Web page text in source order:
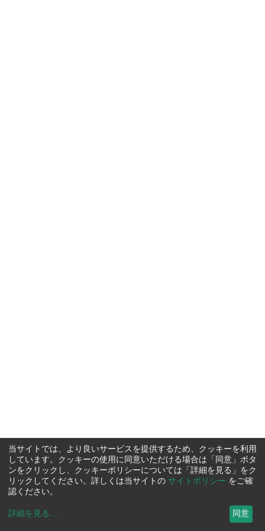
当サイトでは、より良いサービスを提供するため、クッキーを利用
しています。クッキーの使用に同意いただける場合は「同意」ボタ
ンをクリックし、クッキーポリシーについては「詳細を見る」をク
リックしてください。詳しくは当サイトの サイトポリシー をご確
認ください。
詳細を見る ... 同意